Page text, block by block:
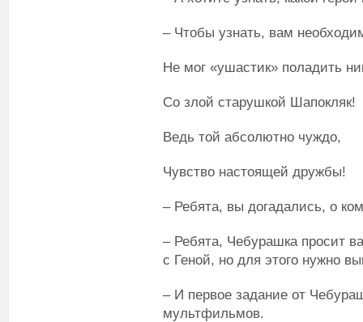
– Чтобы узнать, вам
Не мог «ушастик» поладить
Со злой старушкой Шапокляк!
Ведь той абсолютно чуждо,
Чувство настоящей дружбы!
– Ребята, вы догадались, о
– Ребята, Чебурашка просит
с Геной, но для этого нужно
– И первое задание от
мультфильмов.